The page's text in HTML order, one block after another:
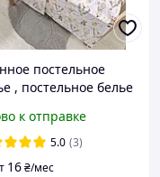
постельное
, постельное белье
в кроватку 120
child
к отправке
5.0 (3)
16₴/мес